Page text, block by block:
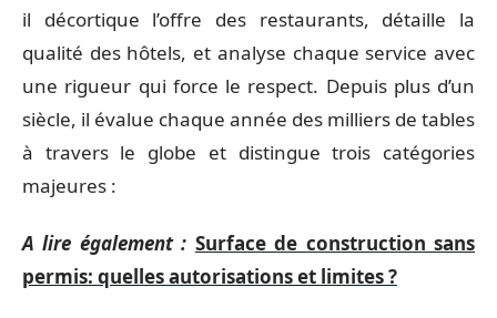
il décortique l’offre des restaurants, détaille la
qualité des hôtels, et analyse chaque service avec
une rigueur qui force le respect. Depuis plus d’un
siècle, il évalue chaque année des milliers de tables
à travers le globe et distingue trois catégories
majeures :
A lire également : Surface de construction sans
permis: quelles autorisations et limites ?